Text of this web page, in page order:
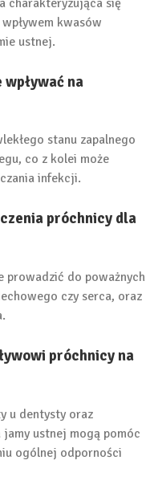
kwasów
ustnej.
na
stanu zapalnego
co z kolei może
infekcji.
próchnicy dla
prowadzić do poważnych
czy serca, oraz
próchnicy na
u dentysty oraz
ustnej mogą pomóc
ogólnej odporności